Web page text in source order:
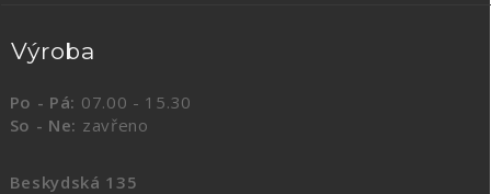
Výroba
Po - Pá: 07.00 - 15.30
So - Ne: zavřeno
Beskydská 135